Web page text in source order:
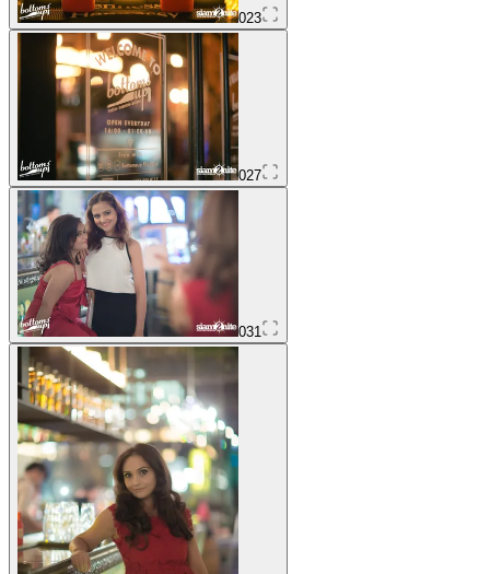
023
027
031